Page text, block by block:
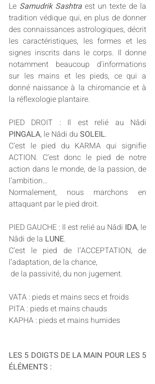
Le Samudrik Sashtra est un texte de la
tradition védique qui, en plus de donner
des connaissances astrologiques, décrit
les caractéristiques, les formes et les
signes inscrits dans le corps. Il donne
notamment beaucoup d’informations
sur les mains et les pieds, ce qui a
donné naissance à la chiromancie et à
la réflexologie plantaire.
PINGALA, le Nâdi du SOLEIL.
C’est le pied du KARMA qui signifie
ACTION. C’est donc le pied de notre
action dans le monde, de la passion, de
l’ambition…
Normalement, nous marchons en
attaquant par le pied droit.
PIED GAUCHE : Il est relié au Nâdi IDA, le
Nâdi de la LUNE.
C’est le pied de l’ACCEPTATION, de
l’adaptation, de la chance,
de la passivité, du non jugement.
VATA : pieds et mains secs et froids
PITA : pieds et mains chauds
KAPHA : pieds et mains humides
LES 5 DOIGTS DE LA MAIN POUR LES 5
ÉLÉMENTS :